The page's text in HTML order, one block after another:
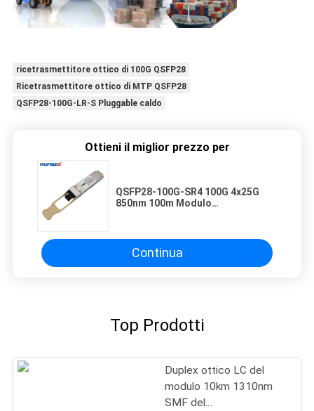
ricetrasmettitore ottico di 100G QSFP28
Ricetrasmettitore ottico di MTP QSFP28
QSFP28-100G-LR-S Pluggable caldo
Ottieni il miglior prezzo per
QSFP28-100G-SR4 100G 4x25G
850nm 100m Modulo
Continua
Top Prodotti
Duplex ottico LC del
modulo 10km 1310nm
SMF del